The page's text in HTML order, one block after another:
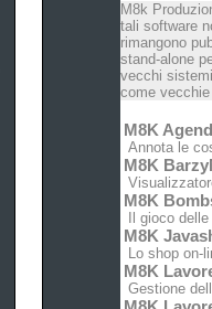
M8k
tali software
rimangono
stand-alone
vecchi
come
M8K
Annota le
M8K
M8K
Il gioco
M8K
Lo shop on-
M8K
Gestione